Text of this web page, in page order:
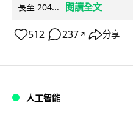
長至 204...
閱讀全文
512 237 ↗ 分享
人工智能